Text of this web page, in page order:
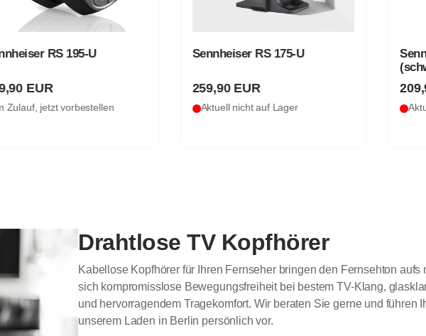
RS 195-U
EUR
jetzt vorbestellen
Sennheiser RS 175-U
259,90 EUR
Aktuell nicht auf Lager
Drahtlose TV Kopfhörer
Kabellose Kopfhörer für Ihren Fernseher bringen den Fernsehton
sich kompromisslose Bewegungsfreiheit bei bestem TV-Klang,
und hervorragendem Tragekomfort. Wir beraten Sie gerne und führen
unserem Laden in Berlin persönlich vor.